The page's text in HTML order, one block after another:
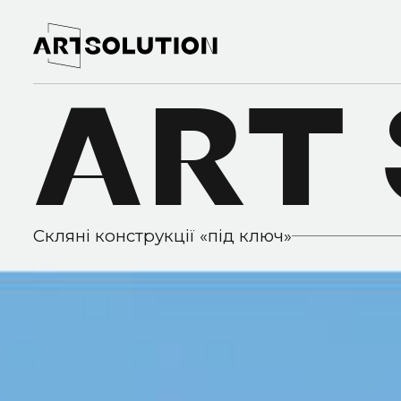
0%
без
ART
Скляні конструкції «під ключ»